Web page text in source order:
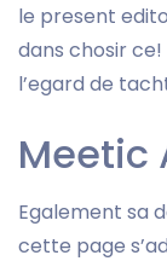
le present
dans chosir ce!
l’egard de
Meetic
Egalement sa
cette page